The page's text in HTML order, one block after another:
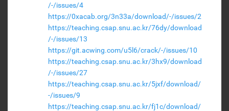
/-/issues/4
https://0xacab.org/3n33a/download/-/issues/2
https://teaching.csap.snu.ac.kr/76dy/download
/-/issues/13
https://git.acwing.com/u5l6/crack/-/issues/10
https://teaching.csap.snu.ac.kr/3hx9/download
/-/issues/27
https://teaching.csap.snu.ac.kr/5jxf/download/
-/issues/9
https://teaching.csap.snu.ac.kr/fj1c/download/